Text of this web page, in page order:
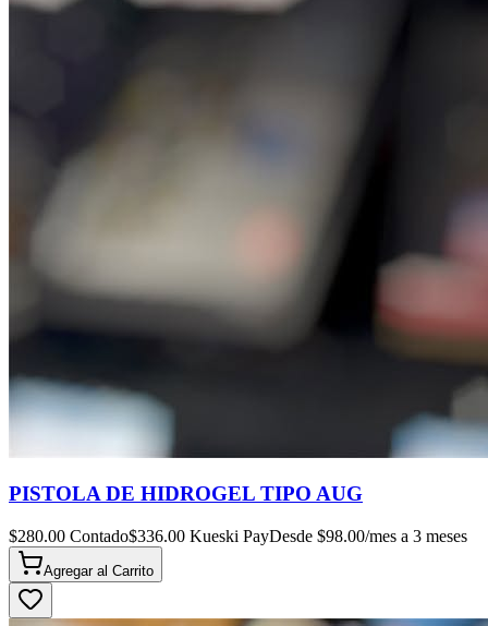
PISTOLA DE HIDROGEL TIPO AUG
$280.00 Contado$336.00 Kueski PayDesde $98.00/mes a 3 meses
Agregar al Carrito